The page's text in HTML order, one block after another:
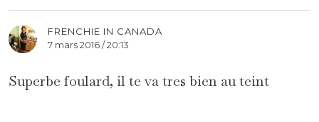
FRENCHIE IN CANADA
7 mars 2016 / 20:13
Superbe foulard, il te va tres bien au teint